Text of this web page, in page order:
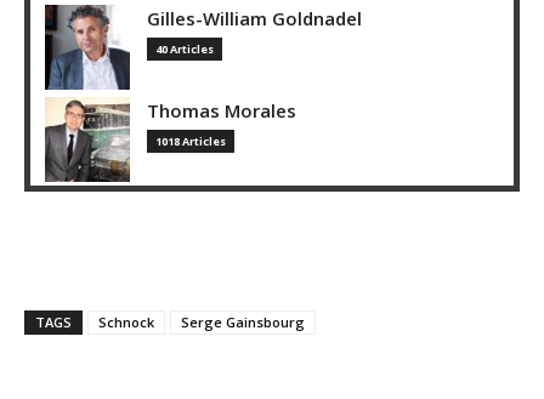
Gilles-William Goldnadel
40 Articles
Thomas Morales
1018 Articles
TAGS Schnock Serge Gainsbourg